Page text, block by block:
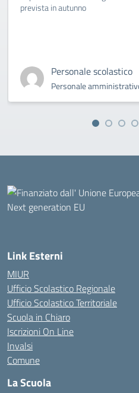
prevista in autunno
Personale scolastico
Personale
Link Esterni
MIUR
Ufficio Scolastico Regionale
Ufficio Scolastico Territoriale
Scuola in Chiaro
Iscrizioni On Line
Invalsi
Comune
La Scuola